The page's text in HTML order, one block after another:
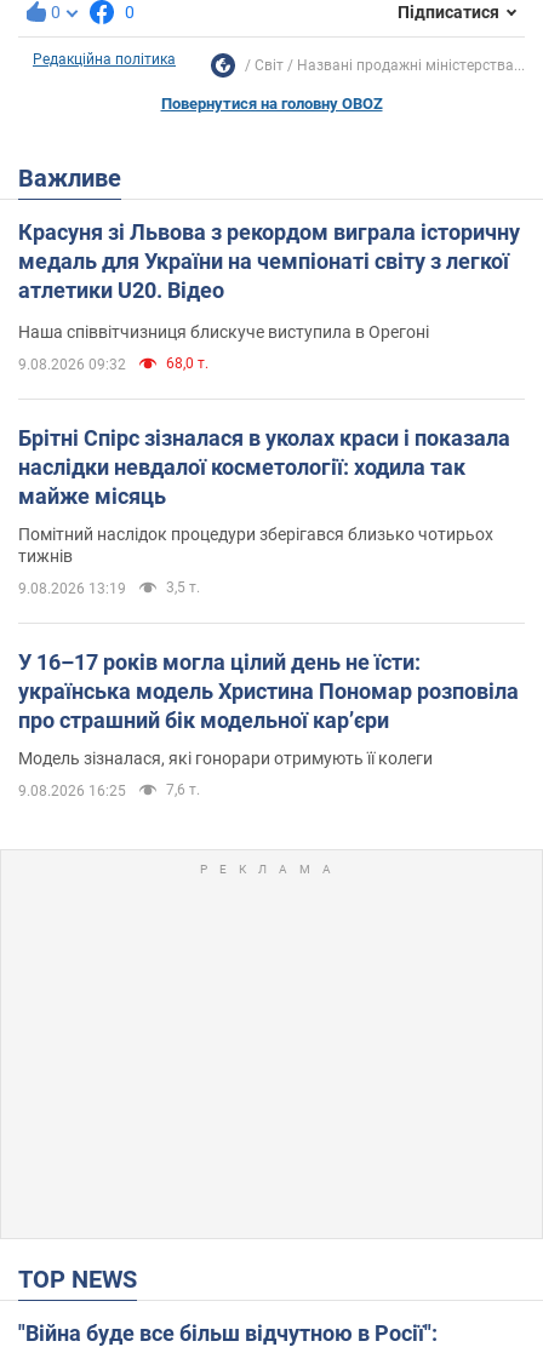
0 0 Підписатися
Редакційна політика Світ Названі продажні міністерства...
Повернутися на головну OBOZ
Важливе
Красуня зі Львова з рекордом виграла історичну
медаль для України на чемпіонаті світу з легкої
атлетики U20. Відео
Наша співвітчизниця блискуче виступила в Орегоні
9.08.2026 09:32 68,0 т.
Брітні Спірс зізналася в уколах краси і показала
наслідки невдалої косметології: ходила так
майже місяць
Помітний наслідок процедури зберігався близько чотирьох
тижнів
9.08.2026 13:19 3,5 т.
У 16–17 років могла цілий день не їсти:
українська модель Христина Пономар розповіла
про страшний бік модельної кар’єри
Модель зізналася, які гонорари отримують її колеги
9.08.2026 16:25 7,6 т.
TOP NEWS
"Війна буде все більш відчутною в Росії":